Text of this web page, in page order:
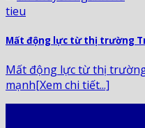
Mất động lực từ thị trường
Mất động lực từ thị
mạnh[Xem chi tiết...]